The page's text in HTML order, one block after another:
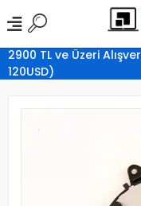
2900 TL ve Üzeri
120USD)